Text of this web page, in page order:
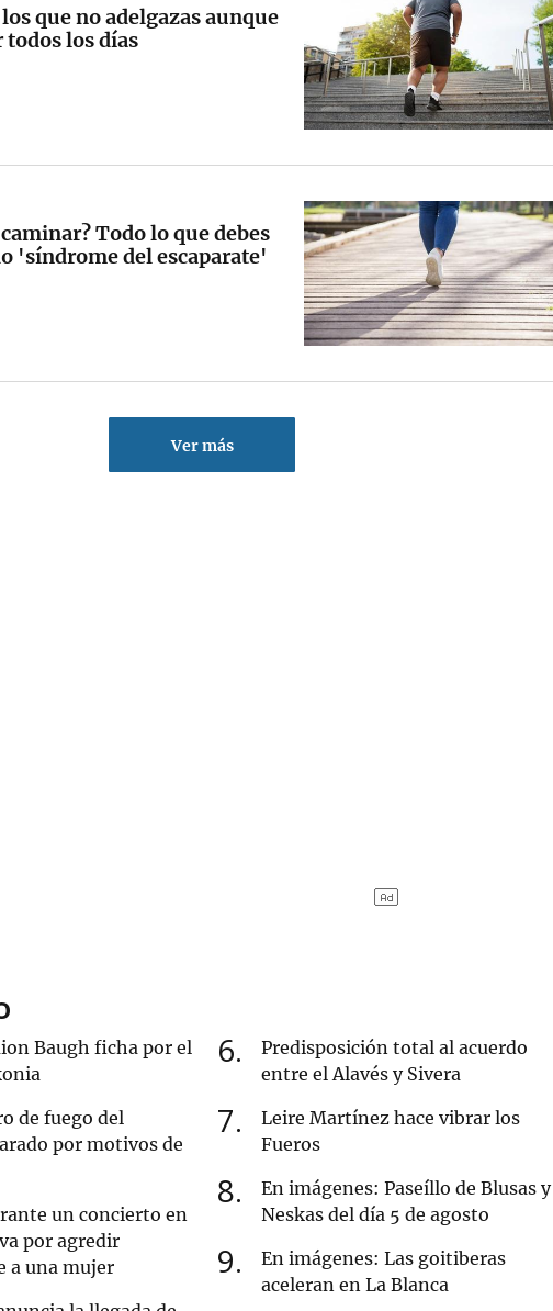
que no adelgazas aunque
todos los días
Todo lo que debes
'síndrome del escaparate'
Ver más
Baugh ficha por el
de fuego del
por motivos de
un concierto en
por agredir
a una mujer
6
Predisposición total al acuerdo
entre el Alavés y Sivera
7
Leire Martínez hace vibrar los
Fueros
8
En imágenes: Paseíllo de Blusas y
Neskas del día 5 de agosto
9
En imágenes: Las goitiberas
aceleran en La Blanca